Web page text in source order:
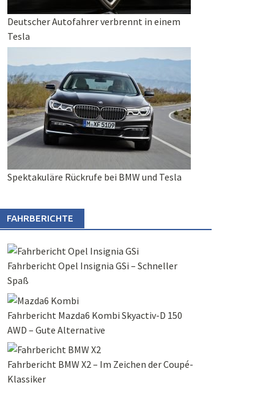
Deutscher Autofahrer verbrennt in einem
Tesla
Spektakuläre Rückrufe bei BMW und Tesla
FAHRBERICHTE
Fahrbericht Opel Insignia GSi – Schneller
Spaß
Fahrbericht Mazda6 Kombi Skyactiv-D 150
AWD – Gute Alternative
Fahrbericht BMW X2 – Im Zeichen der Coupé-
Klassiker